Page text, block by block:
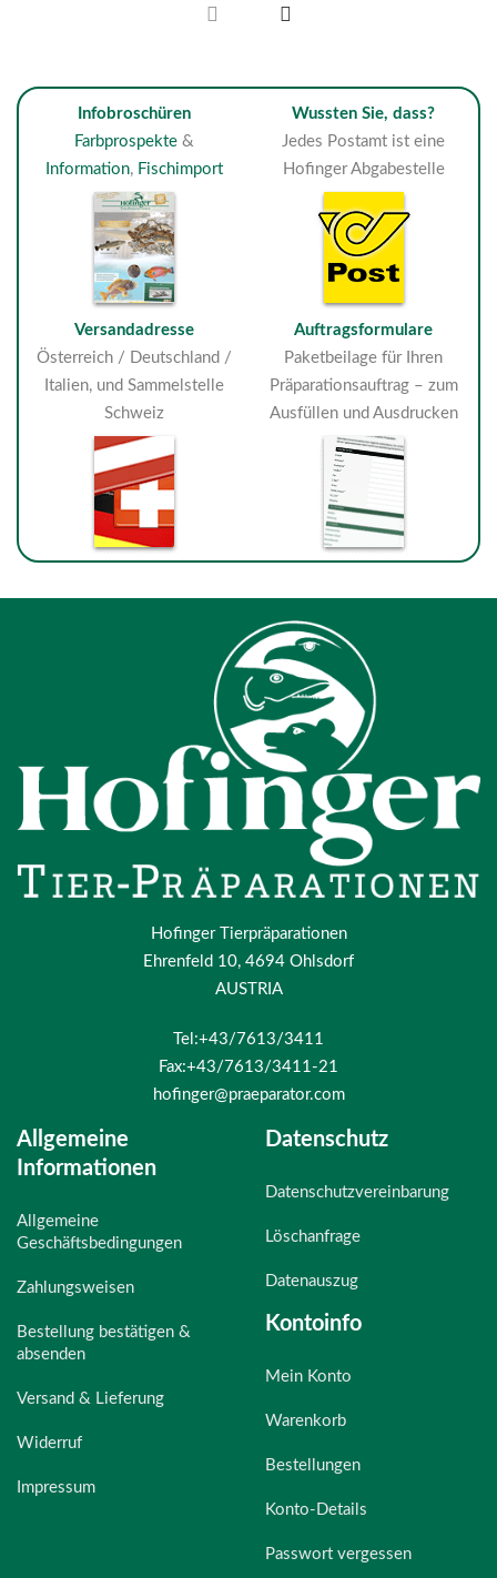
Infobroschüren
Farbprospekte&
Information, Fischimport
Wussten Sie, dass?
Jedes Postamt ist eine
Hofinger Abgabestelle
Versandadresse
Österreich / Deutschland /
Italien, und Sammelstelle
Schweiz
Auftragsformulare
Paketbeilage für Ihren
Präparationsauftrag – zum
Ausfüllen und Ausdrucken
Hofinger Tierpräparationen
Ehrenfeld 10, 4694 Ohlsdorf
AUSTRIA
Tel:+43/7613/3411
Fax:+43/7613/3411-21
hofinger@praeparator.com
Allgemeine
Informationen
Allgemeine
Geschäftsbedingungen
Zahlungsweisen
Bestellung bestätigen &
absenden
Versand & Lieferung
Widerruf
Impressum
Datenschutz
Datenschutzvereinbarung
Löschanfrage
Datenauszug
Kontoinfo
Mein Konto
Warenkorb
Bestellungen
Konto-Details
Passwort vergessen